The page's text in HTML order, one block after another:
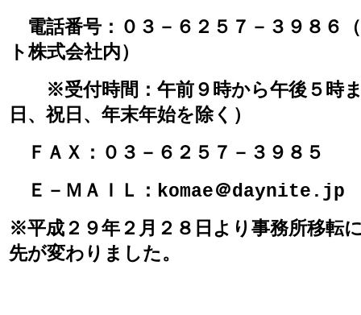
電話番号：０３－６２５７－３９８６
ト株式会社内）
※受付時間：午前９時から午後５時
日、祝日、年末年始を除く）
ＦＡＸ：０３－６２５７－３９８５
Ｅ－ＭＡＩＬ： komae＠daynite.jp
※平成２９年２月２８日より事務所移転
先が変わりました。